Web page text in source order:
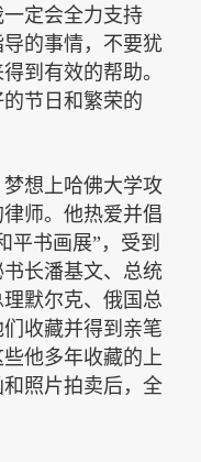
定会全力支持
的事情，不要犹
到有效的帮助。
节日和繁荣的
想上哈佛大学攻
师。他热爱并倡
平书画展”，受到
长潘基文、总统
默尔克、俄国总
收藏并得到亲笔
他多年收藏的上
照片拍卖后，全